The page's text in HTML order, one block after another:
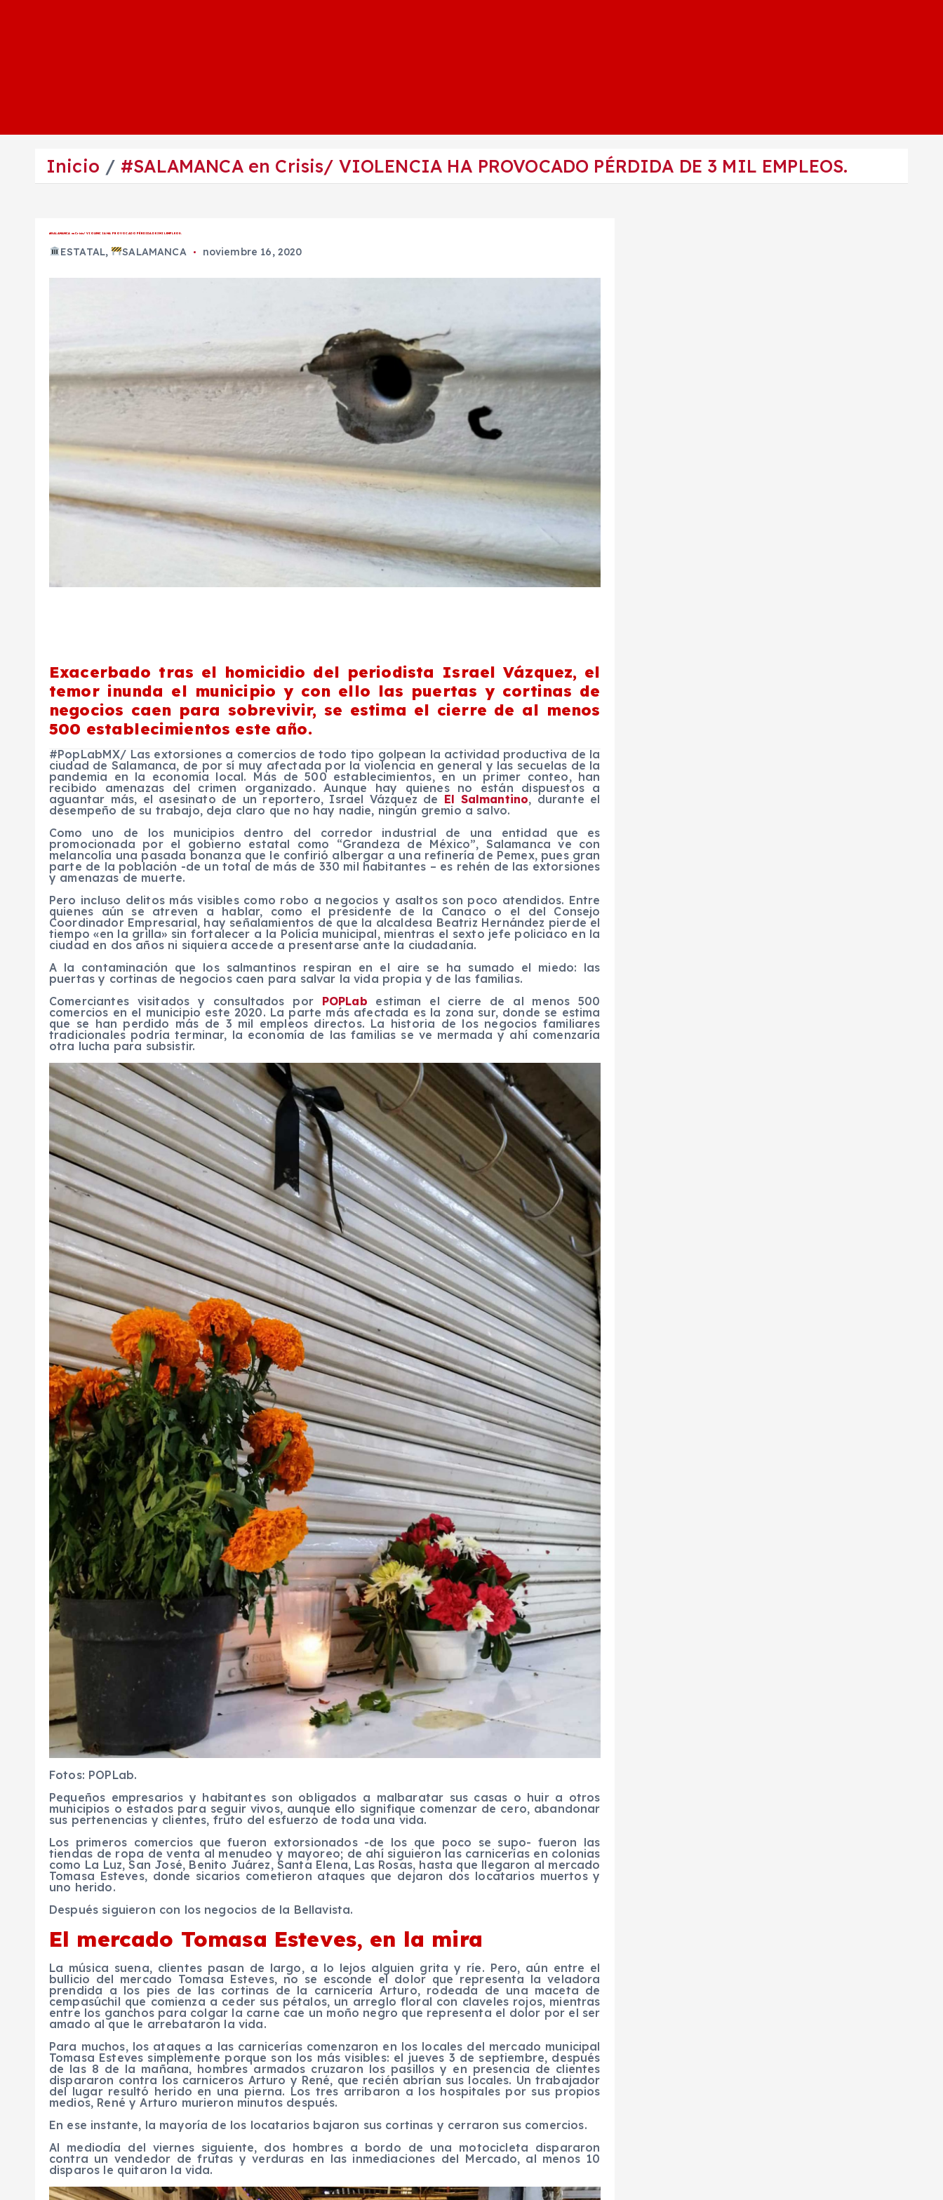
Inicio #SALAMANCA en Crisis/ VIOLENCIA HA PROVOCADO PÉRDIDA DE 3 MIL EMPLEOS.
#SALAMANCA en Crisis/ VIOLENCIA HA PROVOCADO PÉRDIDA DE 3 MIL EMPLEOS.
ESTATAL, SALAMANCA noviembre 16, 2020
Exacerbado tras el homicidio del periodista Israel Vázquez, el
temor inunda el municipio y con ello las puertas y cortinas de
negocios caen para sobrevivir, se estima el cierre de al menos
500 establecimientos este año.
#PopLabMX/ Las extorsiones a comercios de todo tipo golpean la actividad productiva de la
ciudad de Salamanca, de por sí muy afectada por la violencia en general y las secuelas de la
pandemia en la economía local. Más de 500 establecimientos, en un primer conteo, han
recibido amenazas del crimen organizado. Aunque hay quienes no están dispuestos a
aguantar más, el asesinato de un reportero, Israel Vázquez de El Salmantino, durante el
desempeño de su trabajo, deja claro que no hay nadie, ningún gremio a salvo.
Como uno de los municipios dentro del corredor industrial de una entidad que es
promocionada por el gobierno estatal como “Grandeza de México”, Salamanca ve con
melancolía una pasada bonanza que le confirió albergar a una refinería de Pemex, pues gran
parte de la población -de un total de más de 330 mil habitantes – es rehén de las extorsiones
y amenazas de muerte.
Pero incluso delitos más visibles como robo a negocios y asaltos son poco atendidos. Entre
quienes aún se atreven a hablar, como el presidente de la Canaco o el del Consejo
Coordinador Empresarial, hay señalamientos de que la alcaldesa Beatriz Hernández pierde el
tiempo «en la grilla» sin fortalecer a la Policía municipal, mientras el sexto jefe policiaco en la
ciudad en dos años ni siquiera accede a presentarse ante la ciudadanía.
A la contaminación que los salmantinos respiran en el aire se ha sumado el miedo: las
puertas y cortinas de negocios caen para salvar la vida propia y de las familias.
Comerciantes visitados y consultados por POPLab estiman el cierre de al menos 500
comercios en el municipio este 2020. La parte más afectada es la zona sur, donde se estima
que se han perdido más de 3 mil empleos directos. La historia de los negocios familiares
tradicionales podría terminar, la economía de las familias se ve mermada y ahí comenzaría
otra lucha para subsistir.
Fotos: POPLab.
Pequeños empresarios y habitantes son obligados a malbaratar sus casas o huir a otros
municipios o estados para seguir vivos, aunque ello signifique comenzar de cero, abandonar
sus pertenencias y clientes, fruto del esfuerzo de toda una vida.
Los primeros comercios que fueron extorsionados -de los que poco se supo- fueron las
tiendas de ropa de venta al menudeo y mayoreo; de ahí siguieron las carnicerías en colonias
como La Luz, San José, Benito Juárez, Santa Elena, Las Rosas, hasta que llegaron al mercado
Tomasa Esteves, donde sicarios cometieron ataques que dejaron dos locatarios muertos y
uno herido.
Después siguieron con los negocios de la Bellavista.
El mercado Tomasa Esteves, en la mira
La música suena, clientes pasan de largo, a lo lejos alguien grita y ríe. Pero, aún entre el
bullicio del mercado Tomasa Esteves, no se esconde el dolor que representa la veladora
prendida a los pies de las cortinas de la carnicería Arturo, rodeada de una maceta de
cempasúchil que comienza a ceder sus pétalos, un arreglo floral con claveles rojos, mientras
entre los ganchos para colgar la carne cae un moño negro que representa el dolor por el ser
amado al que le arrebataron la vida.
Para muchos, los ataques a las carnicerías comenzaron en los locales del mercado municipal
Tomasa Esteves simplemente porque son los más visibles: el jueves 3 de septiembre, después
de las 8 de la mañana, hombres armados cruzaron los pasillos y en presencia de clientes
dispararon contra los carniceros Arturo y René, que recién abrían sus locales. Un trabajador
del lugar resultó herido en una pierna. Los tres arribaron a los hospitales por sus propios
medios, René y Arturo murieron minutos después.
En ese instante, la mayoría de los locatarios bajaron sus cortinas y cerraron sus comercios.
Al mediodía del viernes siguiente, dos hombres a bordo de una motocicleta dispararon
contra un vendedor de frutas y verduras en las inmediaciones del Mercado, al menos 10
disparos le quitaron la vida.